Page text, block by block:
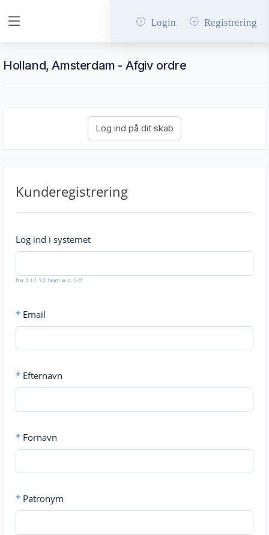
Login Registrering
Holland, Amsterdam - Afgiv ordre
Kunderegistrering
Log ind i systemet
fra 3 til 13 tegn a-z, 0-9
* Email
* Efternavn
* Fornavn
* Patronym